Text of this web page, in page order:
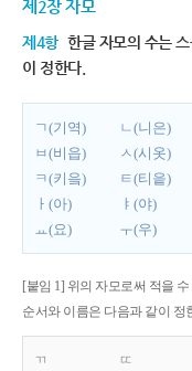
제2장 자모
제4항 한글 자모의 수는
이 정한다.
ㄱ(기역) ㄴ(니은)
ㅂ(비읍)
ㅅ(시옷)
ㅋ(키읔)
ㅌ(티읕)
ㅏ(아)
ㅑ(야)
ㅛ(요)
ㅜ(우)
[붙임 1] 위의 자모로써 적을
순서와 이름은 다음과 같이 정
ㄲ
ㄸ